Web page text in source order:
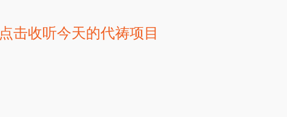
点击收听今天的代祷项目